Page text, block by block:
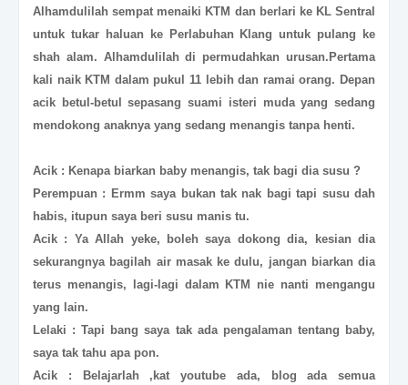
Alhamdulilah sempat menaiki KTM dan berlari ke KL Sentral
untuk tukar haluan ke Perlabuhan Klang untuk pulang ke
shah alam. Alhamdulilah di permudahkan urusan.Pertama
kali naik KTM dalam pukul 11 lebih dan ramai orang. Depan
acik betul-betul sepasang suami isteri muda yang sedang
mendokong anaknya yang sedang menangis tanpa henti.
Acik : Kenapa biarkan baby menangis, tak bagi dia susu ?
Perempuan : Ermm saya bukan tak nak bagi tapi susu dah
habis, itupun saya beri susu manis tu.
Acik : Ya Allah yeke, boleh saya dokong dia, kesian dia
sekurangnya bagilah air masak ke dulu, jangan biarkan dia
terus menangis, lagi-lagi dalam KTM nie nanti mengangu
yang lain.
Lelaki : Tapi bang saya tak ada pengalaman tentang baby,
saya tak tahu apa pon.
Acik : Belajarlah ,kat youtube ada, blog ada semua